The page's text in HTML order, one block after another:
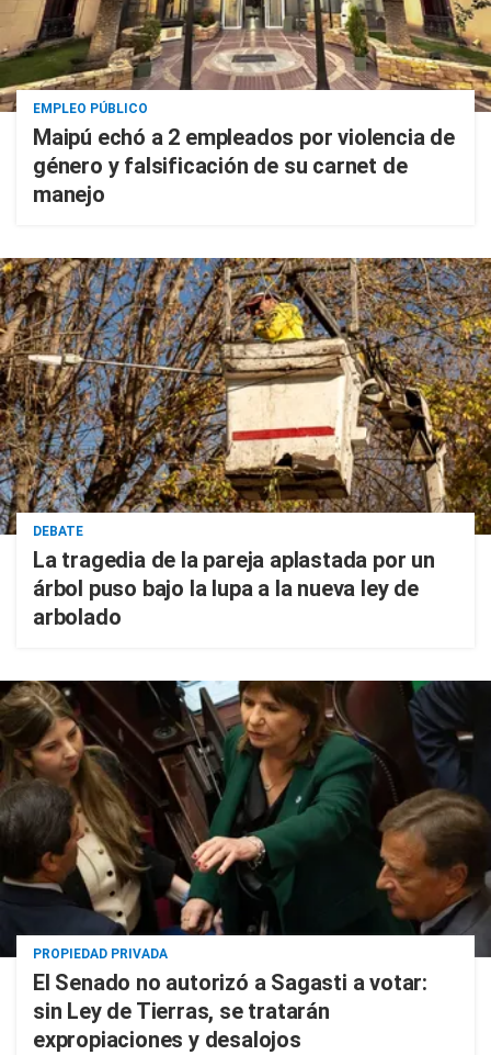
EMPLEO PÚBLICO
Maipú echó a 2 empleados por violencia de
género y falsificación de su carnet de
manejo
DEBATE
La tragedia de la pareja aplastada por un
árbol puso bajo la lupa a la nueva ley de
arbolado
PROPIEDAD PRIVADA
El Senado no autorizó a Sagasti a votar:
sin Ley de Tierras, se tratarán
expropiaciones y desalojos